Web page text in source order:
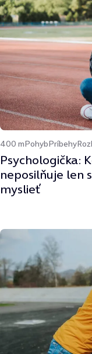
400 mPohybPríbehy
Psychologička:
neposilňuje len
myslieť